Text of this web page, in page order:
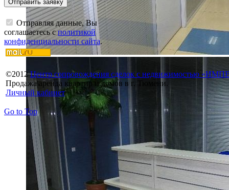
Отправляя данные, Вы
соглашаетесь сполитикой
конфиденциальности сайта.
©2012Центр сопровождения сделок с недвижимостью
Продажа\аренда квартир и домов в г. Тюмени.
Личный кабинет
Go to Top